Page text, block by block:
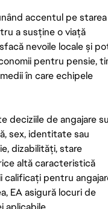
accentul pe starea
a susține o viață
nevoile locale și
pentru pensie,
în care echipele
deciziile de angajare
sex, identitate sau
dizabilități, stare
altă caracteristică
calificați pentru
EA asigură locuri de